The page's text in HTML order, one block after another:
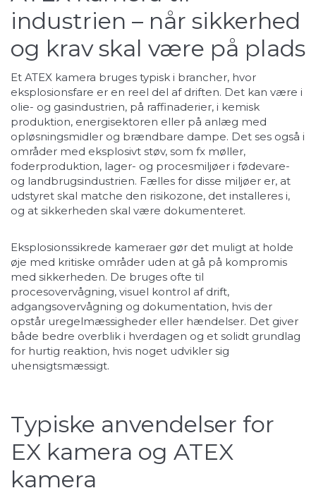
industrien – når sikkerhed
og krav skal være på plads
Et ATEX kamera bruges typisk i brancher, hvor
eksplosionsfare er en reel del af driften. Det kan være i
olie- og gasindustrien, på raffinaderier, i kemisk
produktion, energisektoren eller på anlæg med
opløsningsmidler og brændbare dampe. Det ses også i
områder med eksplosivt støv, som fx møller,
foderproduktion, lager- og procesmiljøer i fødevare-
og landbrugsindustrien. Fælles for disse miljøer er, at
udstyret skal matche den risikozone, det installeres i,
og at sikkerheden skal være dokumenteret.
Eksplosionssikrede kameraer gør det muligt at holde
øje med kritiske områder uden at gå på kompromis
med sikkerheden. De bruges ofte til
procesovervågning, visuel kontrol af drift,
adgangsovervågning og dokumentation, hvis der
opstår uregelmæssigheder eller hændelser. Det giver
både bedre overblik i hverdagen og et solidt grundlag
for hurtig reaktion, hvis noget udvikler sig
uhensigtsmæssigt.
Typiske anvendelser for
EX kamera og ATEX
kamera